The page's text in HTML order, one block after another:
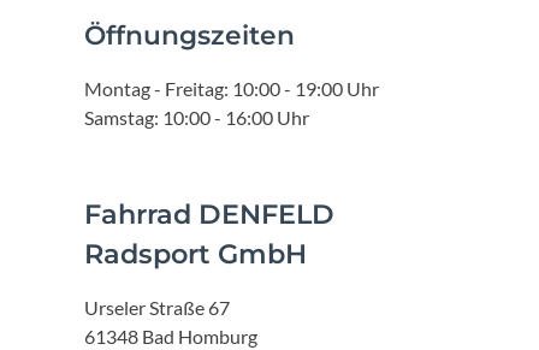
Öffnungszeiten
Montag - Freitag: 10:00 - 19:00 Uhr
Samstag: 10:00 - 16:00 Uhr
Fahrrad DENFELD
Radsport GmbH
Urseler Straße 67
61348 Bad Homburg